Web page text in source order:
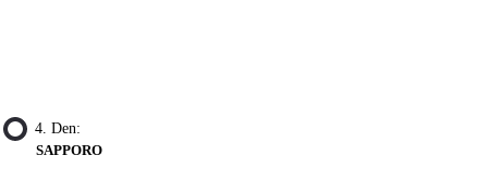
4. Den:
SAPPORO